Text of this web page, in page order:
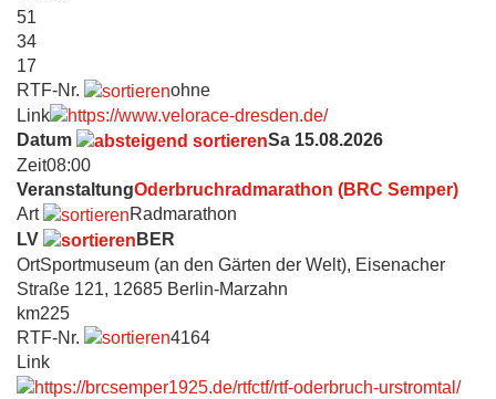
51
34
17
RTF-Nr.
ohne
Link
Datum
Sa 15.08.2026
Zeit08:00
VeranstaltungOderbruchradmarathon (BRC Semper)
Art
Radmarathon
LV
BER
OrtSportmuseum (an den Gärten der Welt), Eisenacher
Straße 121, 12685 Berlin-Marzahn
km225
RTF-Nr.
4164
Link